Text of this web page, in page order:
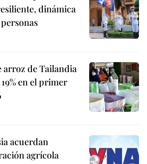
dinámica
arroz de Tailandia
en el primer
acuerdan
agrícola